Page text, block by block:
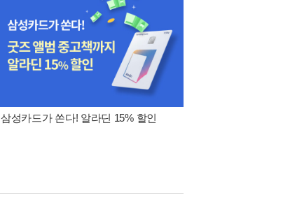
삼성카드가 쏜다! 알라딘 15% 할인